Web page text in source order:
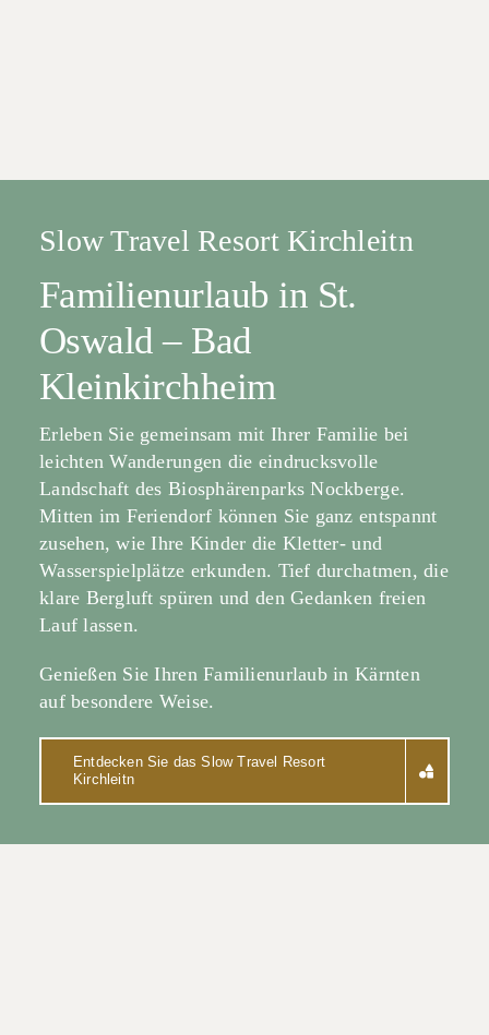
Slow Travel Resort Kirchleitn
Familienurlaub in St.
Oswald – Bad
Kleinkirchheim
Erleben Sie gemeinsam mit Ihrer Familie bei
leichten Wanderungen die eindrucksvolle
Landschaft des Biosphärenparks Nockberge.
Mitten im Feriendorf können Sie ganz entspannt
zusehen, wie Ihre Kinder die Kletter- und
Wasserspielplätze erkunden. Tief durchatmen, die
klare Bergluft spüren und den Gedanken freien
Lauf lassen.
Genießen Sie Ihren Familienurlaub in Kärnten
auf besondere Weise.
Entdecken Sie das Slow Travel Resort
Kirchleitn